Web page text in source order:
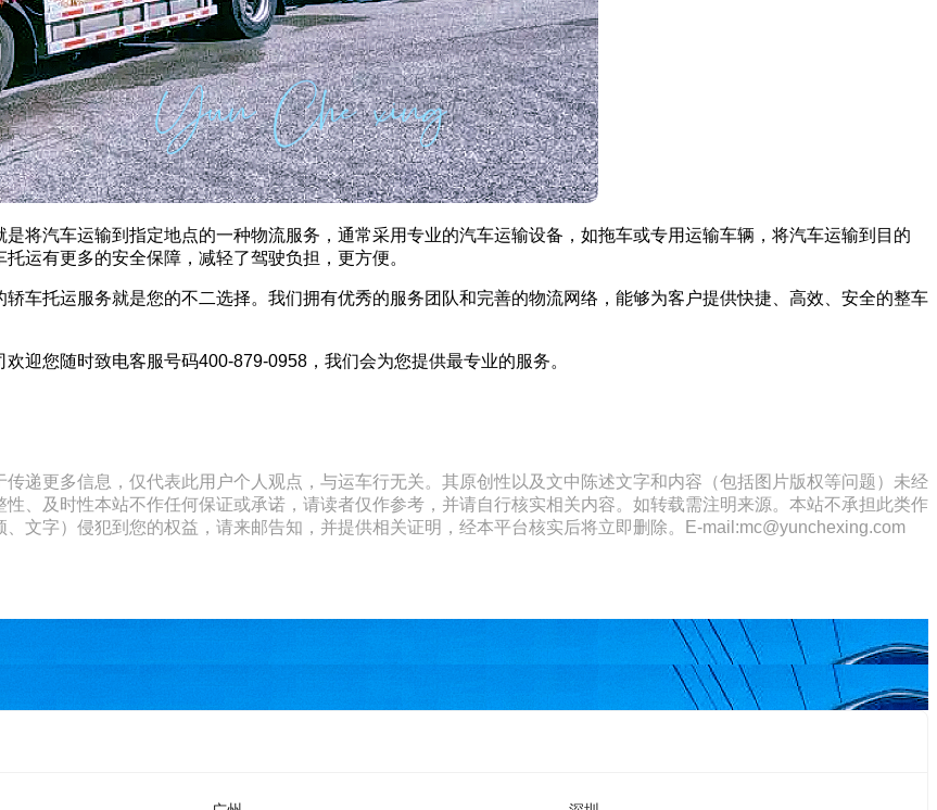
将汽车运输到指定地点的一种物流服务，通常采用专业的汽车运输设备，如拖车或专用运输车辆，将汽车运输到目的
运有更多的安全保障，减轻了驾驶负担，更方便。
车托运服务就是您的不二选择。我们拥有优秀的服务团队和完善的物流网络，能够为客户提供快捷、高效、安全的整车
迎您随时致电客服号码400-879-0958，我们会为您提供最专业的服务。
递更多信息，仅代表此用户个人观点，与运车行无关。其原创性以及文中陈述文字和内容（包括图片版权等问题）未经
、及时性本站不作任何保证或承诺，请读者仅作参考，并请自行核实相关内容。如转载需注明来源。本站不承担此类作
文字）侵犯到您的权益，请来邮告知，并提供相关证明，经本平台核实后将立即删除。E-mail:mc@yunchexing.com